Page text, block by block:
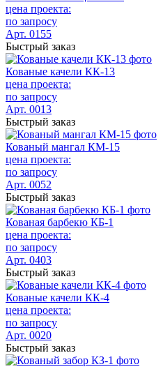
цена проекта:
по запросу
Арт. 0155
Быстрый заказ
Кованые качели КК-13
цена проекта:
по запросу
Арт. 0013
Быстрый заказ
Кованый мангал КМ-15
цена проекта:
по запросу
Арт. 0052
Быстрый заказ
Кованая барбекю КБ-1
цена проекта:
по запросу
Арт. 0403
Быстрый заказ
Кованые качели КК-4
цена проекта:
по запросу
Арт. 0020
Быстрый заказ